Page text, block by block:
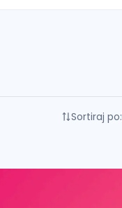
Sortiraj po: